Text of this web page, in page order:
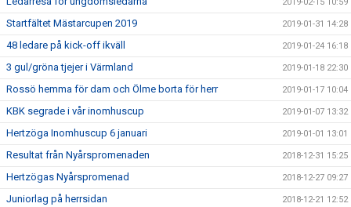
Startfältet Mästarcupen 2019 2019-01-31 14:28
48 ledare på kick-off ikväll 2019-01-24 16:18
3 gul/gröna tjejer i Värmland 2019-01-18 22:30
Rossö hemma för dam och Ölme borta för herr 2019-01-17 10:04
KBK segrade i vår inomhuscup 2019-01-07 13:32
Hertzöga Inomhuscup 6 januari 2019-01-01 13:01
Resultat från Nyårspromenaden 2018-12-31 15:25
Hertzögas Nyårspromenad 2018-12-27 09:27
Juniorlag på herrsidan 2018-12-21 12:52